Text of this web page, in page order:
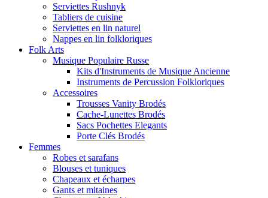
Serviettes Rushnyk
Tabliers de cuisine
Serviettes en lin naturel
Nappes en lin folkloriques
Folk Arts
Musique Populaire Russe
Kits d'Instruments de Musique Ancienne
Instruments de Percussion Folkloriques
Accessoires
Trousses Vanity Brodés
Cache-Lunettes Brodés
Sacs Pochettes Elegants
Porte Clés Brodés
Femmes
Robes et sarafans
Blouses et tuniques
Chapeaux et écharpes
Gants et mitaines